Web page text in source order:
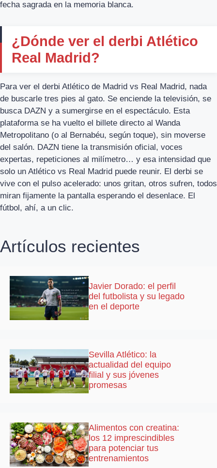
fecha sagrada en la memoria blanca.
¿Dónde ver el derbi Atlético
Real Madrid?
Para ver el derbi Atlético de Madrid vs Real Madrid, nada
de buscarle tres pies al gato. Se enciende la televisión, se
busca DAZN y a sumergirse en el espectáculo. Esta
plataforma se ha vuelto el billete directo al Wanda
Metropolitano (o al Bernabéu, según toque), sin moverse
del salón. DAZN tiene la transmisión oficial, voces
expertas, repeticiones al milímetro… y esa intensidad que
solo un Atlético vs Real Madrid puede reunir. El derbi se
vive con el pulso acelerado: unos gritan, otros sufren, todos
miran fijamente la pantalla esperando el desenlace. El
fútbol, ahí, a un clic.
Artículos recientes
Javier Dorado: el perfil
del futbolista y su legado
en el deporte
Sevilla Atlético: la
actualidad del equipo
filial y sus jóvenes
promesas
Alimentos con creatina:
los 12 imprescindibles
para potenciar tus
entrenamientos